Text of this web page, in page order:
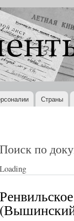
Страны
Поиск по
Loading